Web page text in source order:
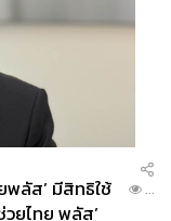
พลัส’ มีสิทธิใช้
ยไทย พลัส’
...